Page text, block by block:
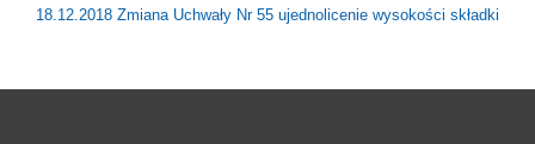
18.12.2018 Zmiana Uchwały Nr 55 ujednolicenie wysokości składki